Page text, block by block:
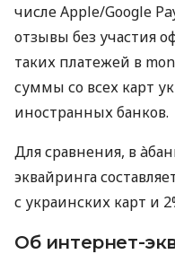
числе Apple/Google
отзывы без участия
таких платежей в
суммы со всех карт
иностранных банков.
Для сравнения, в
эквайринга
с украинских карт и
Об интернет-